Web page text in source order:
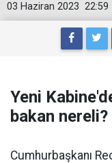
22:59
03 Haziran 2023
Yeni
bakan nereli?
Cumhurbaşkanı